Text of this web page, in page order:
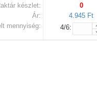
készlet:
Ár:
mennyiség:
0
4.945 Ft
4/6: